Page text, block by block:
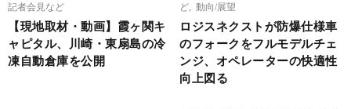
記者会見など
【現地取材・動画】霞ヶ関キ
ャピタル、川崎・東扇島の冷
凍自動倉庫を公開
ど
動向/展望
ロジスネクストが防爆仕様車
のフォークをフルモデルチェ
ンジ、オペレーターの快適性
向上図る